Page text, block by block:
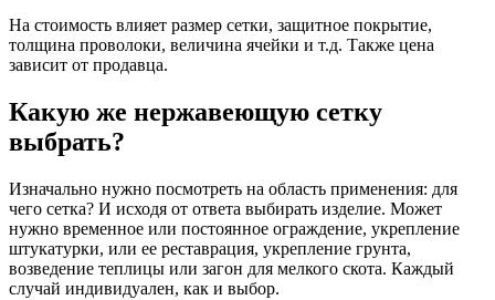
На стоимость влияет размер сетки, защитное покрытие,
толщина проволоки, величина ячейки и т.д. Также цена
зависит от продавца.
Какую же нержавеющую сетку
выбрать?
Изначально нужно посмотреть на область применения: для
чего сетка? И исходя от ответа выбирать изделие. Может
нужно временное или постоянное ограждение, укрепление
штукатурки, или ее реставрация, укрепление грунта,
возведение теплицы или загон для мелкого скота. Каждый
случай индивидуален, как и выбор.